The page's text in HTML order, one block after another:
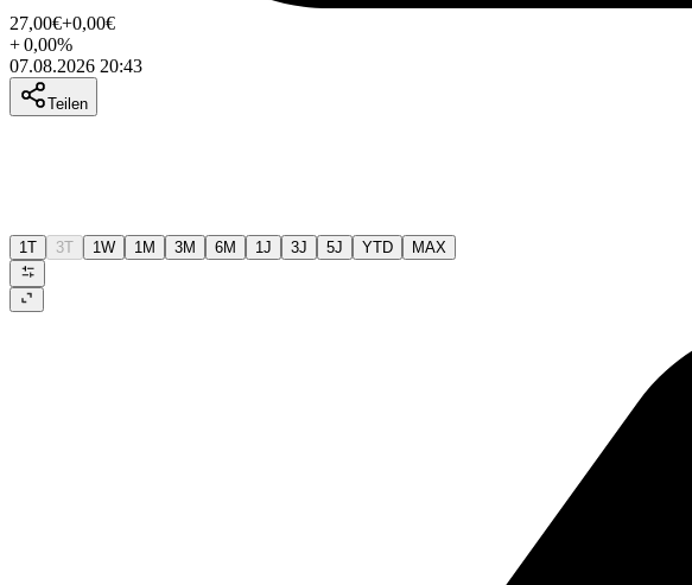
27,00€+0,00€
+0,00%
07.08.2026 20:43
Teilen
1T 3T 1W 1M 3M 6M 1J 3J 5J YTD MAX